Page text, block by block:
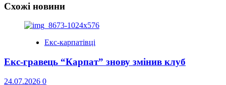
Схожі новини
Екс-карпатівці
Екс-гравець “Карпат” знову змінив клуб
24.07.2026 0